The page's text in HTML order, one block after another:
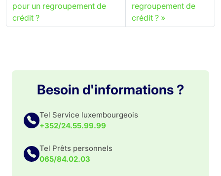
pour un regroupement de
crédit ?
regroupement de
crédit ?
Besoin d'informations ?
Tel Service luxembourgeois
+352/24.55.99.99
Tel Prêts personnels
065/84.02.03